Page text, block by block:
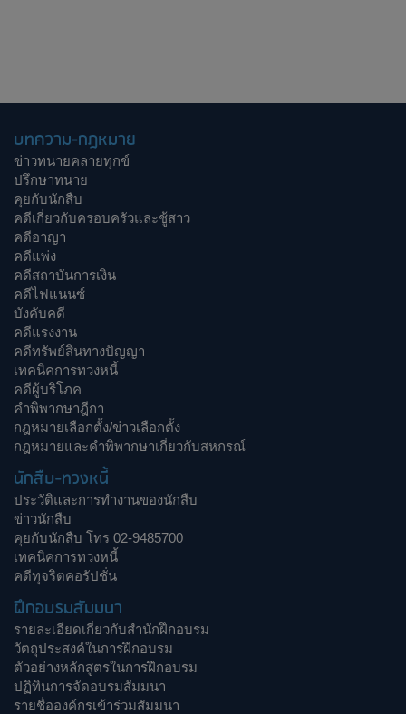
บทความ-กฎหมาย
ข่าวทนายคลายทุกข์
ปรึกษาทนาย
คุยกับนักสืบ
คดีเกี่ยวกับครอบครัวและชู้สาว
คดีอาญา
คดีแพ่ง
คดีสถาบันการเงิน
คดีไฟแนนซ์
บังคับคดี
คดีแรงงาน
คดีทรัพย์สินทางปัญญา
เทคนิคการทวงหนี้
คดีผู้บริโภค
คำพิพากษาฎีกา
กฎหมายเลือกตั้ง/ข่าวเลือกตั้ง
กฎหมายและคำพิพากษาเกี่ยวกับสหกรณ์
นักสืบ-ทวงหนี้
ประวัติและการทำงานของนักสืบ
ข่าวนักสืบ
คุยกับนักสืบ โทร 02-9485700
เทคนิคการทวงหนี้
คดีทุจริตคอรัปชั่น
ฝึกอบรมสัมมนา
รายละเอียดเกี่ยวกับสำนักฝึกอบรม
วัตถุประสงค์ในการฝึกอบรม
ตัวอย่างหลักสูตรในการฝึกอบรม
ปฏิทินการจัดอบรมสัมมนา
รายชื่อองค์กรเข้าร่วมสัมมนา